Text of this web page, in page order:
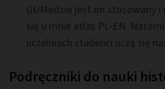
GUMedzie jest on stosowany i
się u mnie atlas PL-EN.
uczelniach studenci uczą się
Podręczniki do nauki